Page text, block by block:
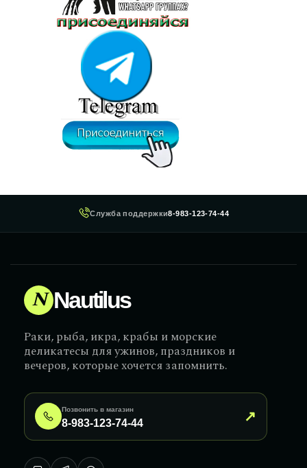
Служба поддержки8-983-123-74-44
N Nautilus
Раки, рыба, икра, крабы и морские
деликатесы для ужинов, праздников и
вечеров, которые хочется запомнить.
Позвонить в магазин
8-983-123-74-44 ↗